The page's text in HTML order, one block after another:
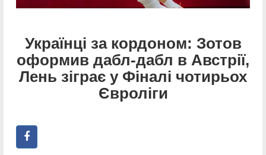
Українці за кордоном: Зотов
оформив дабл-дабл в Австрії,
Лень зіграє у Фіналі чотирьох
Євроліги